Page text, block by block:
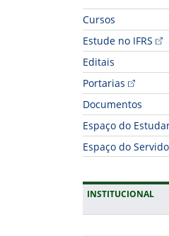
Cursos
Estude no IFRS
Editais
Portarias
Documentos
Espaço do
Espaço do
INSTITUCIONAL